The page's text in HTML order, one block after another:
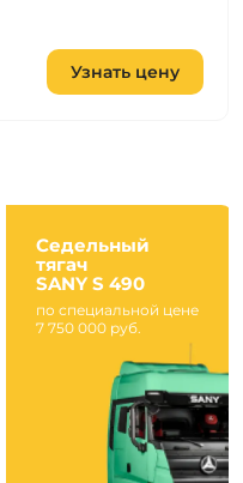
Узнать цену
Седельный
тягач
SANY S 490
по специальной цене
7 750 000 руб.